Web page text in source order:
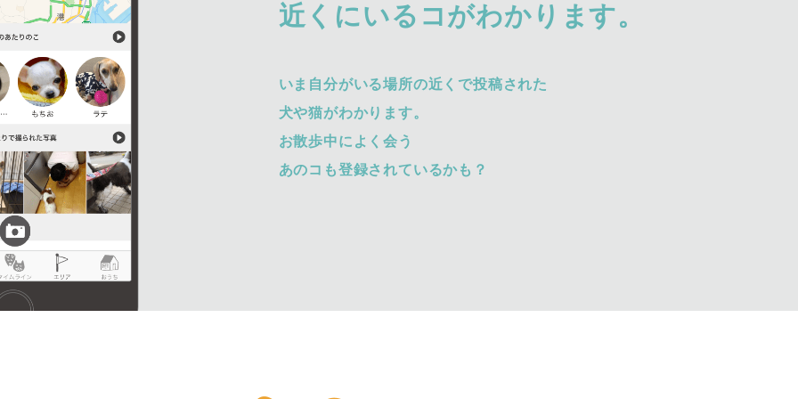
近くにいるコがわかります。
いま自分がいる場所の近くで投稿された
犬や猫がわかります。
お散歩中によく会う
あのコも登録されているかも？